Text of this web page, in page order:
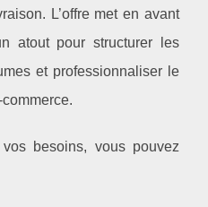
L’offre met en avant
atout pour structurer les
et professionnaliser le
besoins, vous pouvez